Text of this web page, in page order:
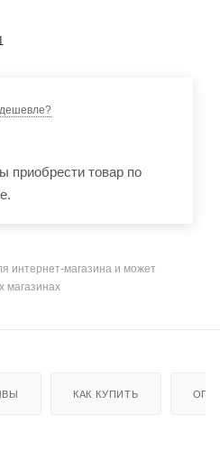
приобрести товар по
интернет-магазина и может
магазинах
КАК КУПИТЬ